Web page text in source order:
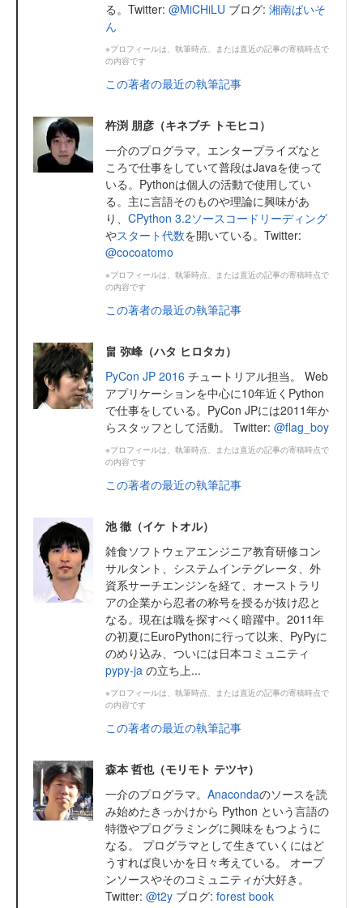
る。Twitter: @MiCHiLU ブログ: 湘南ぱいそ
ん
※プロフィールは、執筆時点、または直近の記事の寄稿時点で
の内容です
この著者の最近の執筆記事
杵渕 朋彦（キネブチ トモヒコ）
一介のプログラマ。エンタープライズなと
ころで仕事をしていて普段はJavaを使って
いる。Pythonは個人の活動で使用してい
る。主に言語そのものや理論に興味があ
り、 CPython 3.2ソースコードリーディング
やスタート代数を開いている。Twitter:
@cocoatomo
※プロフィールは、執筆時点、または直近の記事の寄稿時点で
の内容です
この著者の最近の執筆記事
畠 弥峰（ハタ ヒロタカ）
PyCon JP 2016 チュートリアル担当。 Web
アプリケーションを中心に10年近くPython
で仕事をしている。PyCon JPには2011年か
らスタッフとして活動。 Twitter: @flag_boy
※プロフィールは、執筆時点、または直近の記事の寄稿時点で
の内容です
この著者の最近の執筆記事
池 徹（イケ トオル）
雑食ソフトウェアエンジニア教育研修コン
サルタント、システムインテグレータ、外
資系サーチエンジンを経て、オーストラリ
アの企業から忍者の称号を授るが抜け忍と
なる。現在は職を探すべく暗躍中。2011年
の初夏にEuroPythonに行って以来、PyPyに
のめり込み、ついには日本コミュニティ
pypy-ja の立ち上...
※プロフィールは、執筆時点、または直近の記事の寄稿時点で
の内容です
この著者の最近の執筆記事
森本 哲也（モリモト テツヤ）
一介のプログラマ。 Anacondaのソースを読
み始めたきっかけから Python という言語の
特徴やプログラミングに興味をもつように
なる。 プログラマとして生きていくにはど
うすれば良いかを日々考えている。 オープ
ンソースやそのコミュニティが大好き。
Twitter: @t2y ブログ: forest book